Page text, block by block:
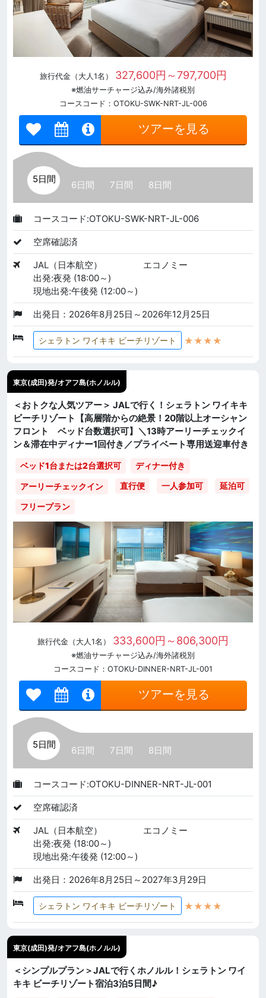
旅行代金（大人1名） 327,600円～797,700円
※燃油サーチャージ込み/海外諸税別
コースコード：OTOKU-SWK-NRT-JL-006
ツアーを見る
5日間
6日間 7日間 8日間
コースコード:OTOKU-SWK-NRT-JL-006
空席確認済
JAL（日本航空）
エコノミー
出発:夜発 (18:00～)
現地出発:午後発 (12:00～)
出発日：2026年8月25日～2026年12月25日
シェラトン ワイキキ ビーチリゾート ★★★★
東京(成田)発/オアフ島(ホノルル)
＜おトクな人気ツアー＞ JALで行く！シェラトン ワイキキ
ビーチリゾート【高層階からの絶景！20階以上オーシャン
フロント ベッド台数選択可】＼13時アーリーチェックイ
ン＆滞在中ディナー1回付き／プライベート専用送迎車付き
ベッド1台または2台選択可 ディナー付き
アーリーチェックイン 直行便 一人参加可 延泊可
フリープラン
旅行代金（大人1名） 333,600円～806,300円
※燃油サーチャージ込み/海外諸税別
コースコード：OTOKU-DINNER-NRT-JL-001
ツアーを見る
5日間
6日間 7日間 8日間
コースコード:OTOKU-DINNER-NRT-JL-001
空席確認済
JAL（日本航空）
エコノミー
出発:夜発 (18:00～)
現地出発:午後発 (12:00～)
出発日：2026年8月25日～2027年3月29日
シェラトン ワイキキ ビーチリゾート ★★★★
東京(成田)発/オアフ島(ホノルル)
＜シンプルプラン＞JALで行くホノルル！シェラトン ワイ
キキ ビーチリゾート宿泊3泊5日間♪